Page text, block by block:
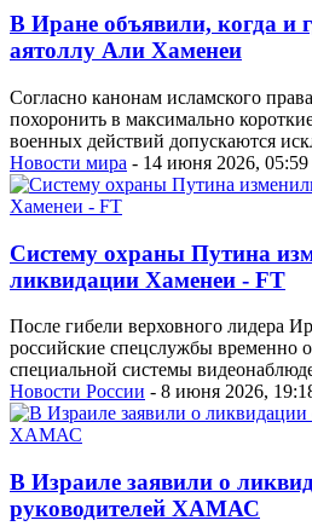
В Иране объявили, когда и
аятоллу Али Хаменеи
Согласно канонам исламского
похоронить в максимально
военных действий допускаются
Новости мира - 14 июня 2026, 05:59
Систему охраны Путина
ликвидации Хаменеи - FT
После гибели верховного лидера
российские спецслужбы временно
специальной системы
Новости России - 8 июня 2026,
В Израиле заявили о
руководителей ХАМАС